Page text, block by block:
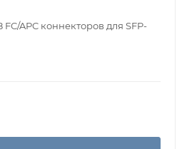
FC/APC коннекторов для SFP-